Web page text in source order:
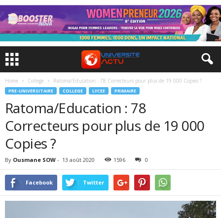
Home College Ratoma/Education : 78 Correcteurs pour plus de 19 000 Copies ?
PRE-UNIVERSITAIRE COLLEGE LYCEE PRIMAIRE
Ratoma/Education : 78
Correcteurs pour plus de 19 000
Copies ?
By Ousmane SOW - 13 août 2020 1596 0
Facebook Twitter